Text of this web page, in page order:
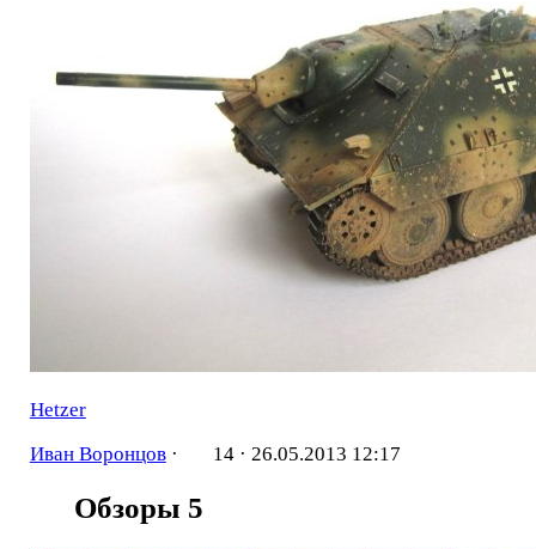
Hetzer
Иван Воронцов· 14 · 26.05.2013 12:17
Обзоры 5